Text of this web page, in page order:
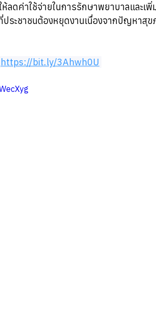
ห้ลดค่าใช้จ่ายในการรักษาพยาบาลและ
าชนต้องหยุดงานเนื่องจากปัญหาสุข
https://bit.ly/3Ahwh0U